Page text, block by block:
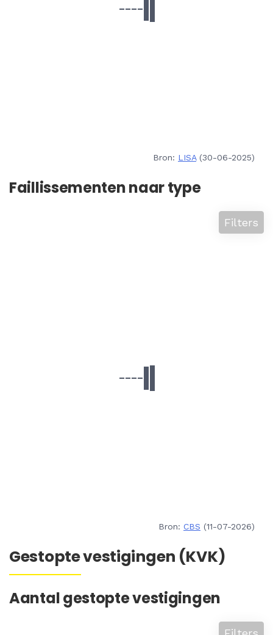
Bron: LISA(30-06-2025)
Faillissementen naar type
Filters
Bron: CBS (11-07-2026)
Gestopte vestigingen (KVK)
Aantal gestopte vestigingen